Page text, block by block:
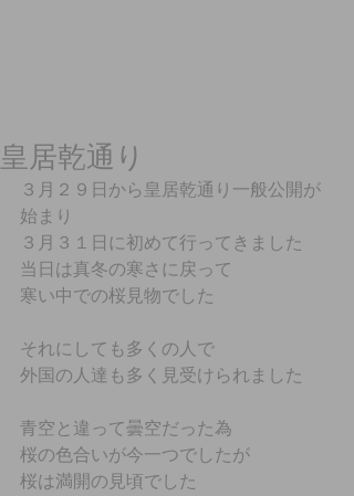
皇居乾通り
３月２９日から皇居乾通り一般公開が
始まり
３月３１日に初めて行ってきました
当日は真冬の寒さに戻って
寒い中での桜見物でした
それにしても多くの人で
外国の人達も多く見受けられました
青空と違って曇空だった為
桜の色合いが今一つでしたが
桜は満開の見頃でした